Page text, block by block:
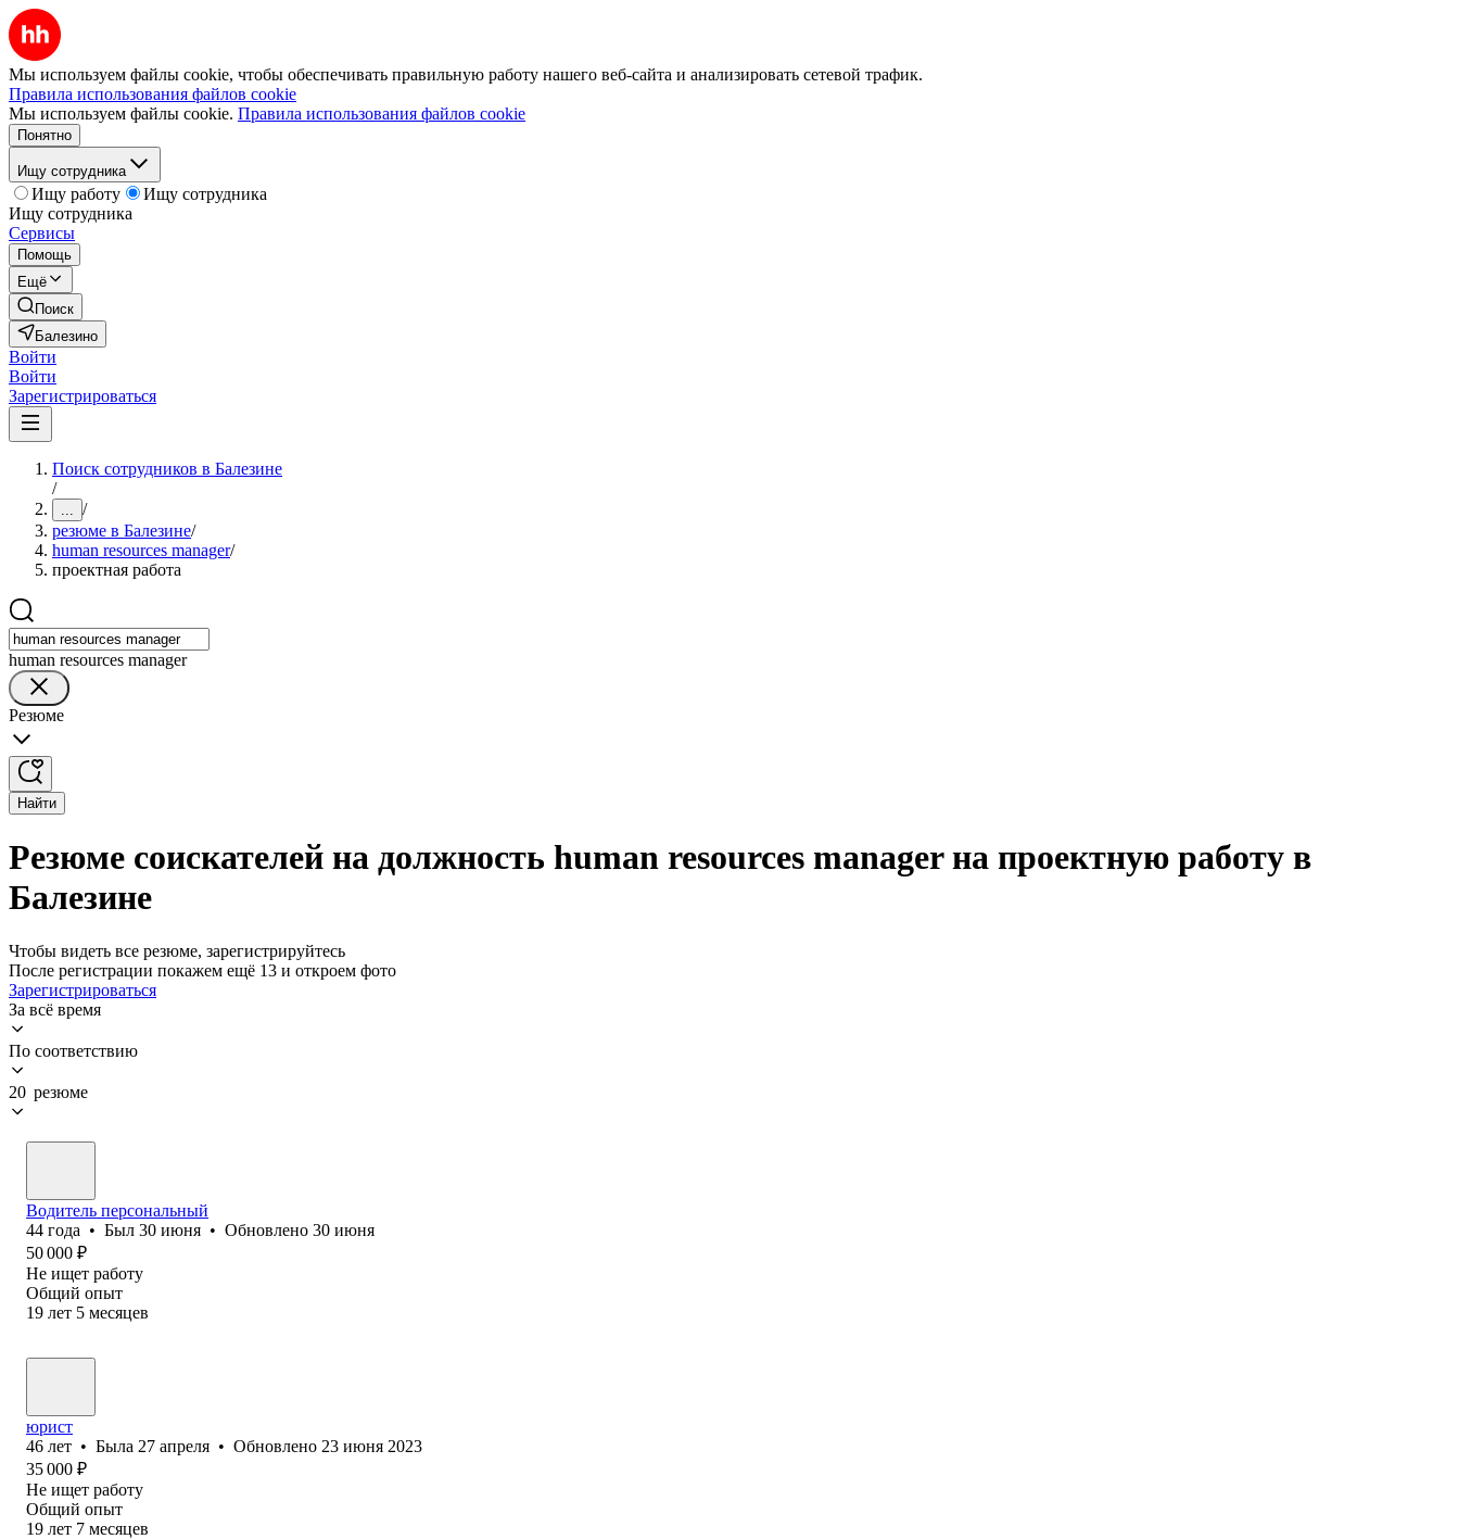
Мы используем файлы cookie, чтобы обеспечивать правильную работу нашего веб-сайта и анализировать сетевой трафик.
Правила использования файлов cookie
Мы используем файлы cookie. Правила использования файлов cookie
Понятно
Ищу сотрудника
Ищу работу
Ищу сотрудника
Ищу сотрудника
Сервисы
Помощь
Ещё
Поиск
Балезино
Войти
Войти
Зарегистрироваться
Поиск сотрудников в Балезине
/
... /
резюме в Балезине/
human resources manager/
проектная работа
human resources manager
Резюме
Найти
Резюме соискателей на должность human resources manager на проектную работу в
Балезине
Чтобы видеть все резюме, зарегистрируйтесь
После регистрации покажем ещё 13 и откроем фото
Зарегистрироваться
За всё время
По соответствию
20 резюме
Водитель персональный
44 года • Был 30 июня • Обновлено 30 июня
50 000 ₽
Не ищет работу
Общий опыт
19 лет 5 месяцев
юрист
46 лет • Была 27 апреля • Обновлено 23 июня 2023
35 000 ₽
Не ищет работу
Общий опыт
19 лет 7 месяцев